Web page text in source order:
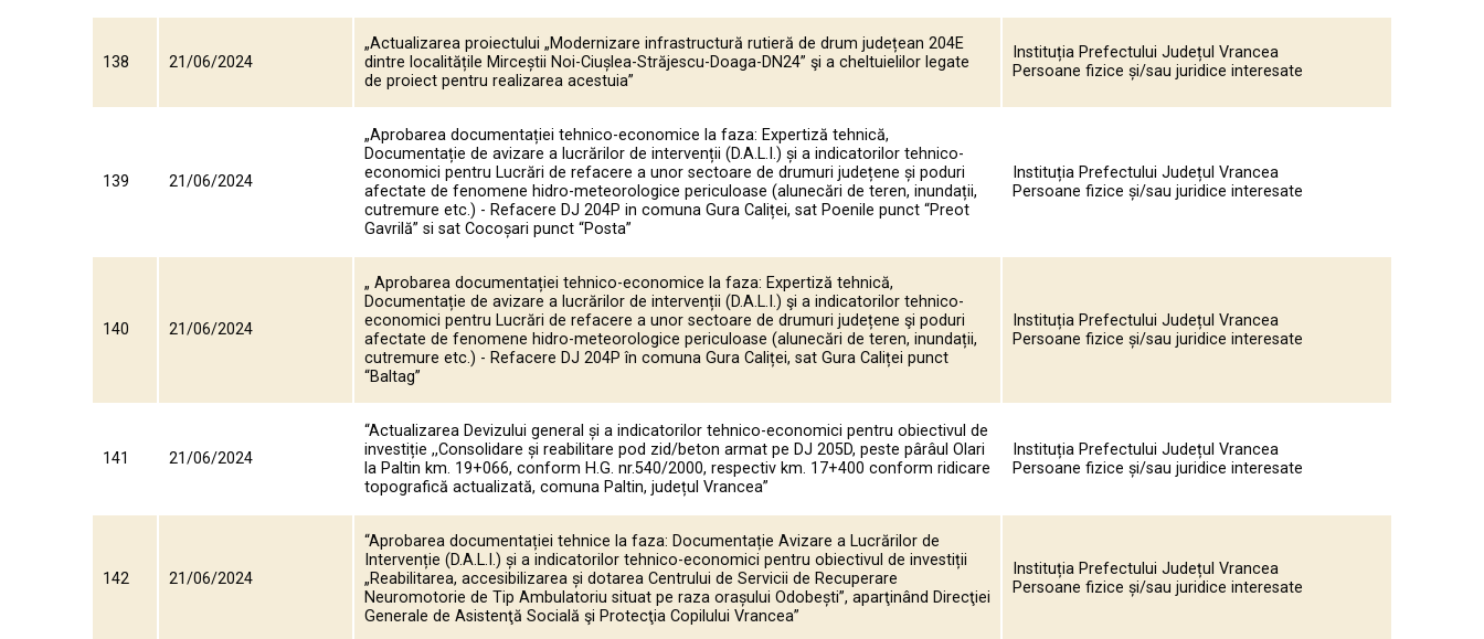
138 21/06/2024
„Actualizarea proiectului „Modernizare infrastructură rutieră de drum județean 204E
dintre localitățile Mirceștii Noi-Ciușlea-Străjescu-Doaga-DN24” şi a cheltuielilor legate
de proiect pentru realizarea acestuia”
Instituția Prefectului Județul Vrancea
Persoane fizice și/sau juridice interesate
139 21/06/2024
„Aprobarea documentației tehnico-economice la faza: Expertiză tehnică,
Documentație de avizare a lucrărilor de intervenții (D.A.L.I.) și a indicatorilor tehnico-
economici pentru Lucrări de refacere a unor sectoare de drumuri județene și poduri
afectate de fenomene hidro-meteorologice periculoase (alunecări de teren, inundații,
cutremure etc.) - Refacere DJ 204P in comuna Gura Caliței, sat Poenile punct “Preot
Gavrilă” si sat Cocoșari punct “Posta”
Instituția Prefectului Județul Vrancea
Persoane fizice și/sau juridice interesate
140 21/06/2024
„ Aprobarea documentației tehnico-economice la faza: Expertiză tehnică,
Documentație de avizare a lucrărilor de intervenții (D.A.L.I.) şi a indicatorilor tehnico-
economici pentru Lucrări de refacere a unor sectoare de drumuri județene şi poduri
afectate de fenomene hidro-meteorologice periculoase (alunecări de teren, inundații,
cutremure etc.) - Refacere DJ 204P în comuna Gura Caliței, sat Gura Caliței punct
“Baltag”
Instituția Prefectului Județul Vrancea
Persoane fizice și/sau juridice interesate
141 21/06/2024
“Actualizarea Devizului general și a indicatorilor tehnico-economici pentru obiectivul de
investiție ,,Consolidare și reabilitare pod zid/beton armat pe DJ 205D, peste pârâul Olari
la Paltin km. 19+066, conform H.G. nr.540/2000, respectiv km. 17+400 conform ridicare
topografică actualizată, comuna Paltin, județul Vrancea”
Instituția Prefectului Județul Vrancea
Persoane fizice și/sau juridice interesate
142 21/06/2024
“Aprobarea documentației tehnice la faza: Documentație Avizare a Lucrărilor de
Intervenție (D.A.L.I.) și a indicatorilor tehnico-economici pentru obiectivul de investiții
„Reabilitarea, accesibilizarea și dotarea Centrului de Servicii de Recuperare
Neuromotorie de Tip Ambulatoriu situat pe raza orașului Odobești”, aparţinând Direcţiei
Generale de Asistenţă Socială şi Protecţia Copilului Vrancea”
Instituția Prefectului Județul Vrancea
Persoane fizice și/sau juridice interesate